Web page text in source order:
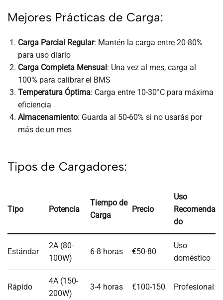
Mejores Prácticas de Carga:
Carga Parcial Regular: Mantén la carga entre 20-80%
para uso diario
Carga Completa Mensual: Una vez al mes, carga al
100% para calibrar el BMS
Temperatura Óptima: Carga entre 10-30°C para máxima
eficiencia
Almacenamiento: Guarda al 50-60% si no usarás por
más de un mes
Tipos de Cargadores:
Tipo Potencia
Tiempo de
Carga
Precio
Uso
Recomenda
do
Estándar
2A (80-
100W)
6-8 horas €50-80
Uso
doméstico
Rápido
4A (150-
200W)
3-4 horas €100-150 Profesional